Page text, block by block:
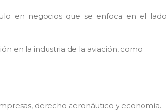
en negocios que se enfoca en el lado
en la industria de la aviación, como:
derecho aeronáutico y economía.